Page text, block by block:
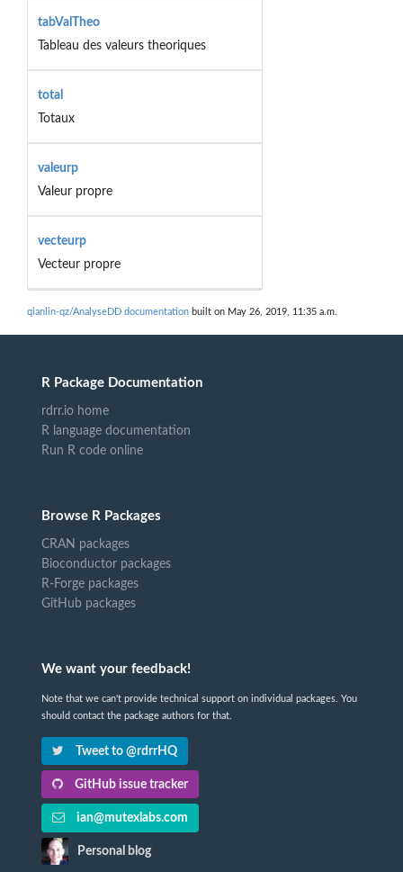
tabValTheo
Tableau des valeurs theoriques
total
Totaux
valeurp
Valeur propre
vecteurp
Vecteur propre
qianlin-qz/AnalyseDD documentation built on May 26, 2019, 11:35 a.m.
R Package Documentation
rdrr.io home
R language documentation
Run R code online
Browse R Packages
CRAN packages
Bioconductor packages
R-Forge packages
GitHub packages
We want your feedback!
Note that we can't provide technical support on individual packages. You
should contact the package authors for that.
Tweet to @rdrrHQ
GitHub issue tracker
ian@mutexlabs.com
Personal blog